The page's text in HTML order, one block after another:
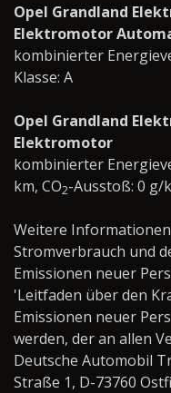
Opel Grandland
Elektromotor
kombinierter
Klasse: A
Opel Grandland
Elektromotor
kombinierter
km, CO2-Ausstoß: 0 g/
Weitere
Stromverbrauch und
Emissionen neuer
'Leitfaden über den
Emissionen neuer
werden, der an allen
Deutsche Automobil
Straße 1, D-73760